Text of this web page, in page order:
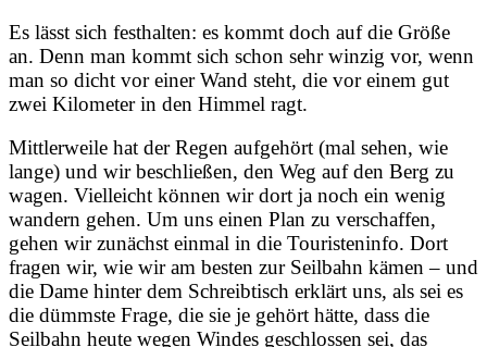
Es lässt sich festhalten: es kommt doch auf die Größe
an. Denn man kommt sich schon sehr winzig vor, wenn
man so dicht vor einer Wand steht, die vor einem gut
zwei Kilometer in den Himmel ragt.
Mittlerweile hat der Regen aufgehört (mal sehen, wie
lange) und wir beschließen, den Weg auf den Berg zu
wagen. Vielleicht können wir dort ja noch ein wenig
wandern gehen. Um uns einen Plan zu verschaffen,
gehen wir zunächst einmal in die Touristeninfo. Dort
fragen wir, wie wir am besten zur Seilbahn kämen – und
die Dame hinter dem Schreibtisch erklärt uns, als sei es
die dümmste Frage, die sie je gehört hätte, dass die
Seilbahn heute wegen Windes geschlossen sei, das